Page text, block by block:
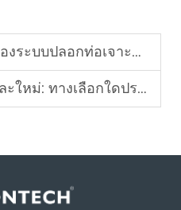
อเจาะแบบโอเวอร์เบอร์เดนคืออะไร
ทางเลือกใดประหยัดกว่ากัน